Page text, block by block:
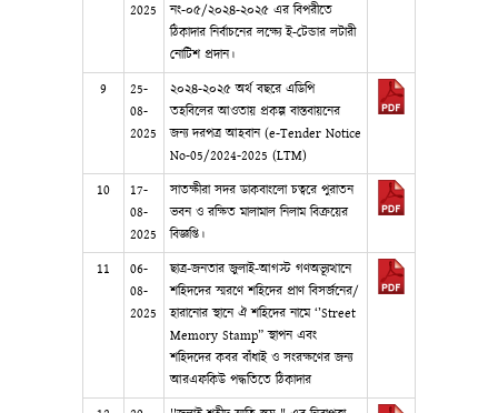
2025
নং-০৫/২০২৪-২০২৫ এর বিপরীতে
ঠিকাদার নির্বাচনের লক্ষ্যে ই-টেন্ডার লটারী
নোটিশ প্রদান।
9
25-
08-
2025
২০২৪-২০২৫ অর্থ বছরে এডিপি
তহবিলের আওতায় প্রকল্প বাস্তবায়নের
জন্য দরপত্র আহবান (e-Tender Notice
No-05/2024-2025 (LTM)
10
17-
08-
2025
সাতক্ষীরা সদর ডাকবাংলো চত্বরে পুরাতন
ভবন ও রক্ষিত মালামাল নিলাম বিক্রয়ের
বিজ্ঞপ্তি।
11
06-
08-
2025
ছাত্র-জনতার জুলাই-আগস্ট গণঅভ্যূত্থানে
শহিদদের স্মরণে শহিদের প্রাণ বিসর্জনের/
হারানোর স্থানে ঐ শহিদের নামে ‘’Street
Memory Stamp” স্থাপন এবং
শহিদদের কবর বাঁধাই ও সংরক্ষণের জন্য
আরএফকিউ পদ্ধতিতে ঠিকাদার